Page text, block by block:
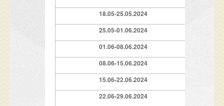
18.05-25.05.2024
25.05-01.06.2024
01.06-08.06.2024
08.06-15.06.2024
15.06-22.06.2024
22.06-29.06.2024